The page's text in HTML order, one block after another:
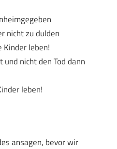
nicht zu dulden
Kinder leben!
und nicht den Tod dann
leben!
ansagen, bevor wir